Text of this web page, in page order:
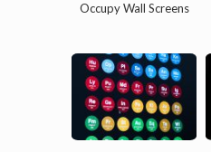
Occupy Wall Screens